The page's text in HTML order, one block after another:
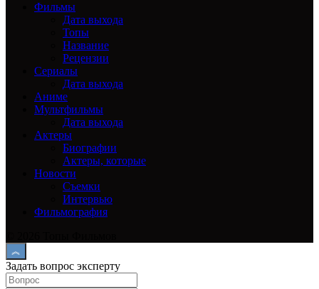
Фильмы
Дата выхода
Топы
Название
Рецензии
Сериалы
Дата выхода
Аниме
Мультфильмы
Дата выхода
Актеры
Биографии
Актеры, которые
Новости
Съемки
Интервью
Фильмография
Задать вопрос эксперту